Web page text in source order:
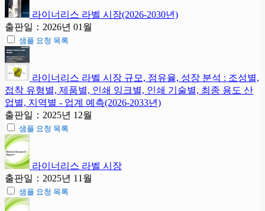
라이너리스 라벨 시장(2026-2030년)
출판일：2026년 01월
샘플 요청 목록
라이너리스 라벨 시장 규모, 점유율, 성장 분석 : 조성별,
접착 유형별, 제품별, 인쇄 잉크별, 인쇄 기술별, 최종 용도 산
업별, 지역별 - 업계 예측(2026-2033년)
출판일：2025년 12월
샘플 요청 목록
라이너리스 라벨 시장
출판일：2025년 11월
샘플 요청 목록